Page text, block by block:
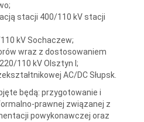
stacji 400/110 kV stacji
kV Sochaczew;
wraz z dostosowaniem
110 kV Olsztyn I;
AC/DC Słupsk.
będą: przygotowanie i
prawnej związanej z
powykonawczej oraz